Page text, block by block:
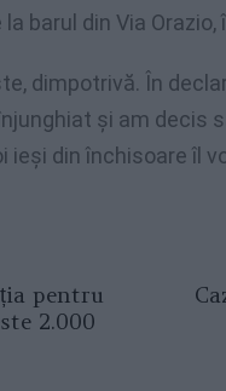
barul din Via Orazio,
dimpotrivă. În
și am decis
ieși din închisoare îl
pentru
2.000